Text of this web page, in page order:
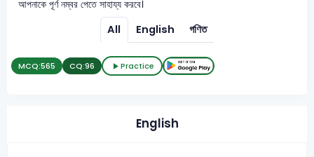
আপনাকে পূর্ণ নম্বর পেতে সাহায্য করবে।
All English গণিত
MCQ:565 CQ:96 Practice
English